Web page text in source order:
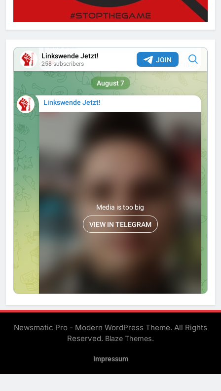
Newsmatic Pro - Modern WordPress Theme. All Rights
Reserved. Blaze Themes.
Impressum